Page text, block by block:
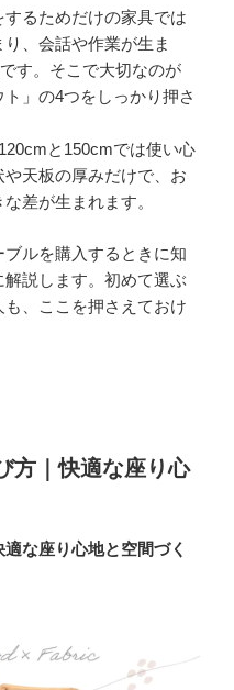
るためだけの家具では
、会話や作業が生ま
す。そこで大切なのが
ト」の4つをしっかり押さ
と150cmでは使い心
天板の厚みだけで、お
差が生まれます。
ルを購入するときに知
説します。初めて選ぶ
、ここを押さえておけ
方｜快適な座り心
な座り心地と空間づく